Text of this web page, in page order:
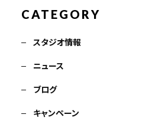
CATEGORY
スタジオ情報
ニュース
ブログ
キャンペーン